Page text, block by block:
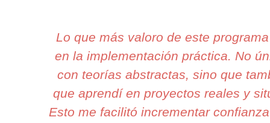
Lo que más valoro de este
en la implementación práctica. No
con teorías abstractas, sino que
que aprendí en proyectos reales y
Esto me facilitó incrementar